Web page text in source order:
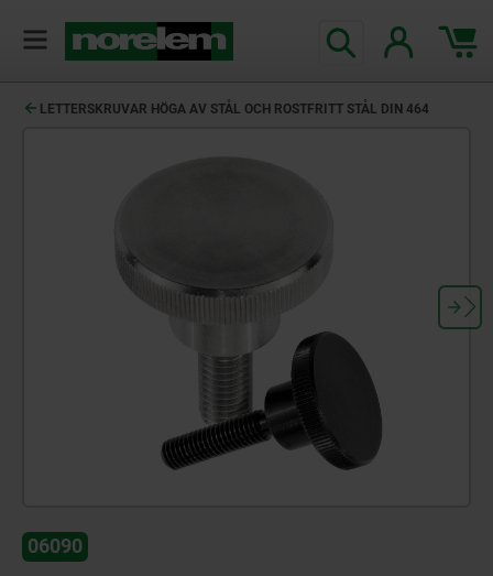
LETTERSKRUVAR HÖGA AV STÅL OCH ROSTFRITT STÅL DIN 464
06090